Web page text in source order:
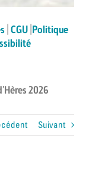
Suivant
CGU Politique
2026